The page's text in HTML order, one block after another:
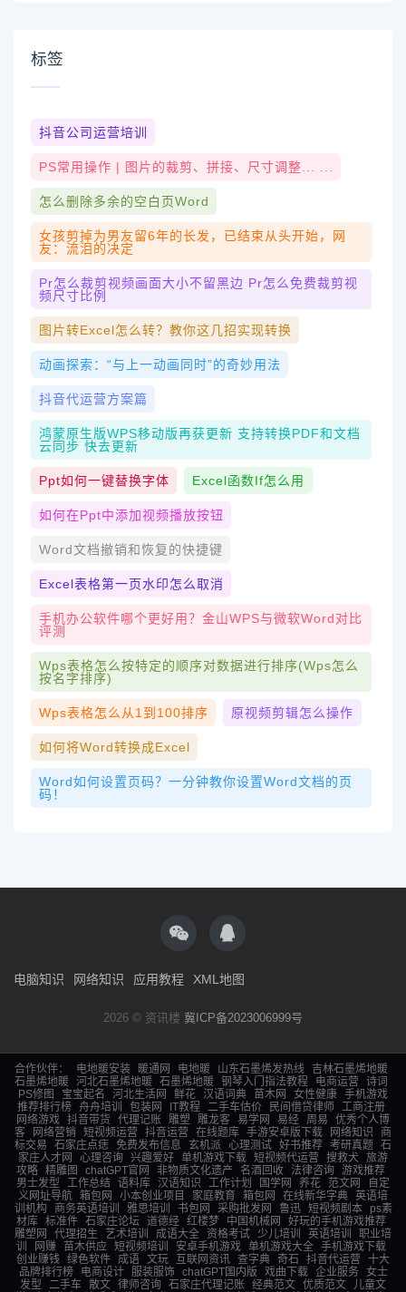
标签
抖音公司运营培训
PS常用操作 | 图片的裁剪、拼接、尺寸调整... ...
怎么删除多余的空白页word
女孩剪掉为男友留6年的长发，已结束从头开始，网
友：流泪的决定
Pr怎么裁剪视频画面大小不留黑边 Pr怎么免费裁剪视
频尺寸比例
图片转excel怎么转？教你这几招实现转换
动画探索：“与上一动画同时”的奇妙用法
抖音代运营方案篇
鸿蒙原生版WPS移动版再获更新 支持转换PDF和文档
云同步 快去更新
Ppt如何一键替换字体 Excel函数if怎么用
如何在ppt中添加视频播放按钮
Word文档撤销和恢复的快捷键
Excel表格第一页水印怎么取消
手机办公软件哪个更好用？金山WPS与微软Word对比
评测
Wps表格怎么按特定的顺序对数据进行排序(wps怎么
按名字排序)
Wps表格怎么从1到100排序 原视频剪辑怎么操作
如何将word转换成excel
Word如何设置页码？一分钟教你设置Word文档的页
码！
电脑知识 网络知识 应用教程 XML地图
2026 © 资讯楼 冀ICP备2023006999号
合作伙伴： 电地暖安装 暖通网 电地暖 山东石墨烯发热线
吉林石墨烯地暖
石墨烯地暖
河北石墨烯地暖 石墨烯地暖 钢琴入门指法教程 电商运营
诗词
PS修图
宝宝起名 河北生活网 鲜花 汉语词典 苗木网 女性健康 手机游戏
推荐排行榜
舟舟培训 包装网 IT教程 二手车估价 民间借贷律师
工商注册
网络游戏 抖音带货 代理记账 雕塑 雕龙客 易学网 易经 周易
优秀个人博
客
网络营销 短视频运营 抖音运营 在线题库 手游安卓版下载 网络知识
商
标交易
石家庄点痣 免费发布信息 玄机派 心理测试 好书推荐 考研真题 石
家庄人才网
心理咨询 兴趣爱好 单机游戏下载 短视频代运营 搜救犬 旅游
攻略 精雕图 chatGPT官网 非物质文化遗产 名酒回收 法律咨询 游戏推荐
男士发型
工作总结 语料库 汉语知识 工作计划 国学网 养花 范文网
自定
义网址导航 箱包网 小本创业项目 家庭教育 箱包网 在线新华字典 英语培
训机构
商务英语培训 雅思培训 书包网 采购批发网 鲁迅 短视频剧本
ps素
材库
标准件 石家庄论坛 道德经 红楼梦 中国机械网
好玩的手机游戏推荐
雕塑网
代理招生 艺术培训 成语大全 资格考试 少儿培训 英语培训
职业培
训
网赚 苗木供应 短视频培训 安卓手机游戏 单机游戏大全
手机游戏下载
创业赚钱
绿色软件 成语 文玩 互联网资讯 查字典 奇石 抖音代运营 十大
品牌排行榜
电商设计 服装服饰 chatGPT国内版 戏曲下载 企业服务
女士
发型
二手车 散文 律师咨询 石家庄代理记账 经典范文 优质范文
儿童文